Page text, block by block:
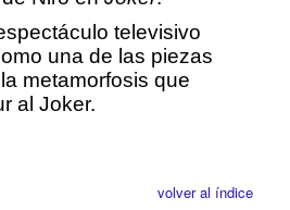
televisivo
una de las piezas
metamorfosis que
al Joker.
volver al índice